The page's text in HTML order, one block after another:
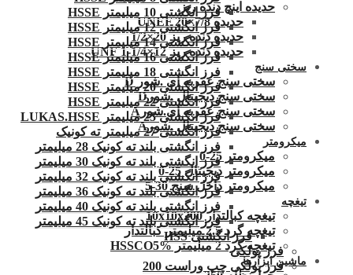
حدیده اینچ دنده ریز
حدیده UNEF 20×7/8
حدیده دنده ریز 20×1/2
حدیده دنده ریز 12×1/4-1 UNF
سختی سنج
سختی سنج عقربه ای .شور D
سختی سنج دیجیتال .شورD
سختی سنج عقربه ای.شورA
سختی سنج دیجیتال .شورA
میکرومتر
میکرومتر 25-0
میکرومتر دیجیتال 25-0
میکرومتر داخل سنج 30-5
تیغچه
تیغچه کبالتدار 10x10x200
تیغچه گرد 2.5 میلیمتر کبالتدار
تیغچه گرد 2 میلیمتر HSSCO5%
ماشین ابزارها
فرز انگشتی 10 میلیمتر HSSE
فرز انگشتی 12 میلیمتر HSSE
فرز انگشتی 14 میلیمتر HSSE
فرز انگشتی 16 میلیمتر HSSE
فرز انگشتی 18 میلیمتر HSSE
فرز انگشتی 20 میلیمتر HSSE
فرز انگشتی 22 میلیمتر HSSE
فرز انگشتی 25 میلیمتر LUKAS.HSSE
فرز انگشتی 27 میلیمتر ته کونیک
فرز انگشتی بلند ته کونیک 28 میلیمتر
فرز انگشتی بلند ته کونیک 30 میلیمتر
فرز انگشتی بلند ته کونیک 32 میلیمتر
فرز انگشتی بلند ته کونیک 36 میلیمتر
فرز انگشتی بلند ته کونیک 40 میلیمتر
فرز انگشتی بلند ته کونیک 45 میلیمتر
فرز انگشتی HSS
فرز پولکی
فرز پولکی چپ وراست 200